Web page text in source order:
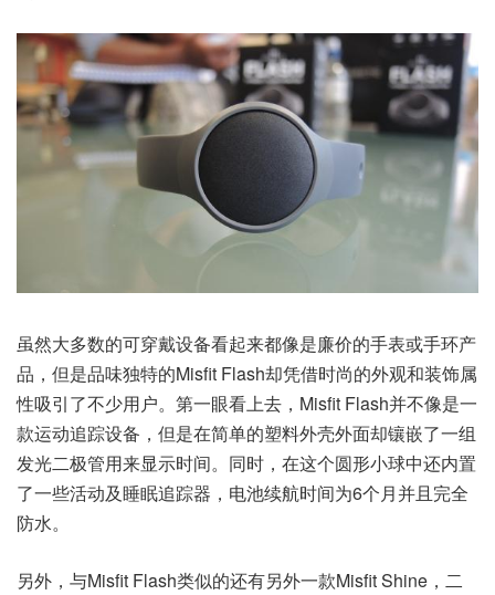
虽然大多数的可穿戴设备看起来都像是廉价的手表或手环产
品，但是品味独特的Misfit Flash却凭借时尚的外观和装饰属
性吸引了不少用户。第一眼看上去，Misfit Flash并不像是一
款运动追踪设备，但是在简单的塑料外壳外面却镶嵌了一组
发光二极管用来显示时间。同时，在这个圆形小球中还内置
了一些活动及睡眠追踪器，电池续航时间为6个月并且完全
防水。
另外，与Misfit Flash类似的还有另外一款Misfit Shine，二